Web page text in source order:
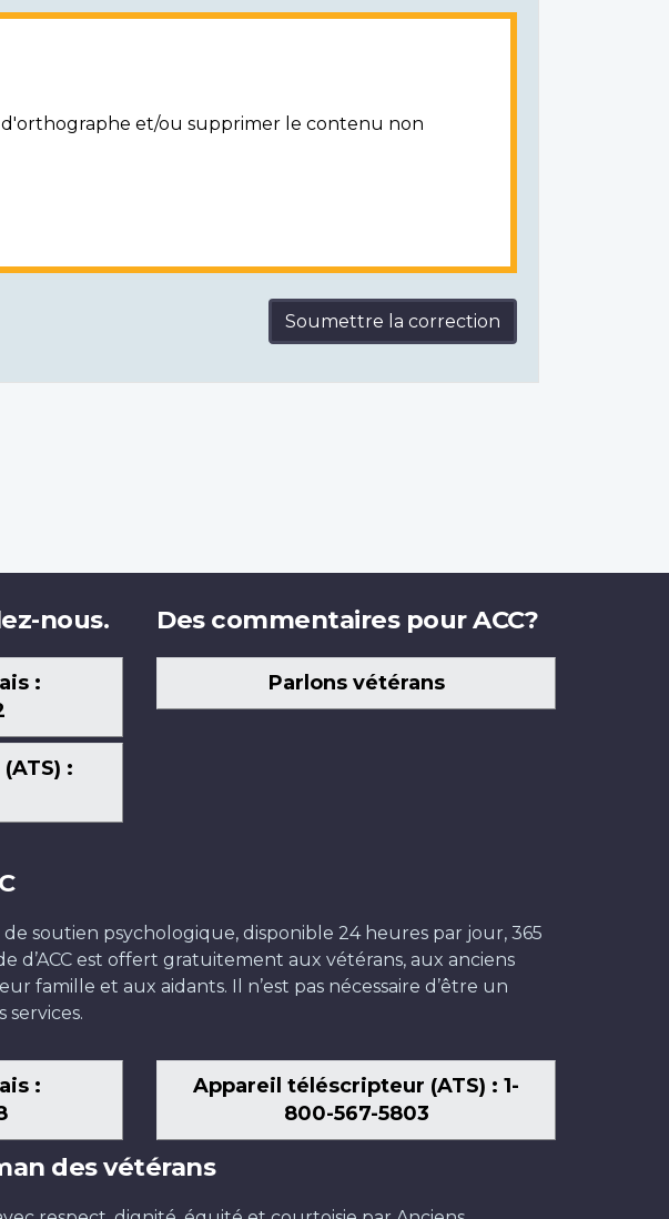
et/ou supprimer le contenu non
Soumettre la correction
nous.
:
:
Des commentaires pour ACC?
Parlons vétérans
soutien psychologique, disponible 24 heures par jour, 365
d’ACC est offert gratuitement aux vétérans, aux anciens
famille et aux aidants. Il n’est pas nécessaire d’être un
services.
:
Appareil téléscripteur (ATS) : 1-
800-567-5803
des vétérans